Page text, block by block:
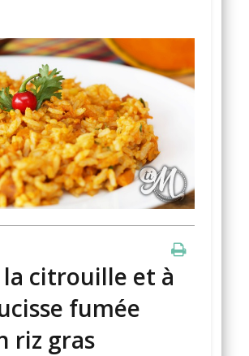
la citrouille et à
fumée
riz gras